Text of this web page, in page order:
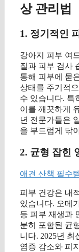
상 관리법
1. 정기적인
강아지 피부 여
질과 피부 검사
통해 피부에 묻
상태를 주기적
수 있습니다. 특
이를 깨끗하게
년 전문가들은
을 부드럽게 닦
2. 균형 잡힌
애견 산책 필수
피부 건강은 내
있습니다. 오메
등 피부 재생과
분히 포함된 균
니다. 2025년
염증 감소와 피